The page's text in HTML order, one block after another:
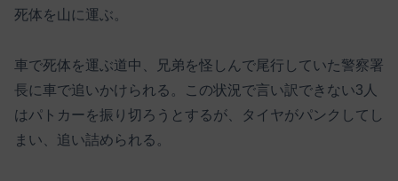
死体を山に運ぶ。
車で死体を運ぶ道中、兄弟を怪しんで尾行していた警察署
長に車で追いかけられる。この状況で言い訳できない3人
はパトカーを振り切ろうとするが、タイヤがパンクしてし
まい、追い詰められる。